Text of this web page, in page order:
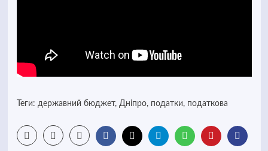
Теги: державний бюджет, Дніпро, податки, податкова